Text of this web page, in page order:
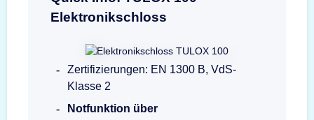
Elektronikschloss
Zertifizierungen: EN 1300 B, VdS-
Klasse 2
Notfunktion über